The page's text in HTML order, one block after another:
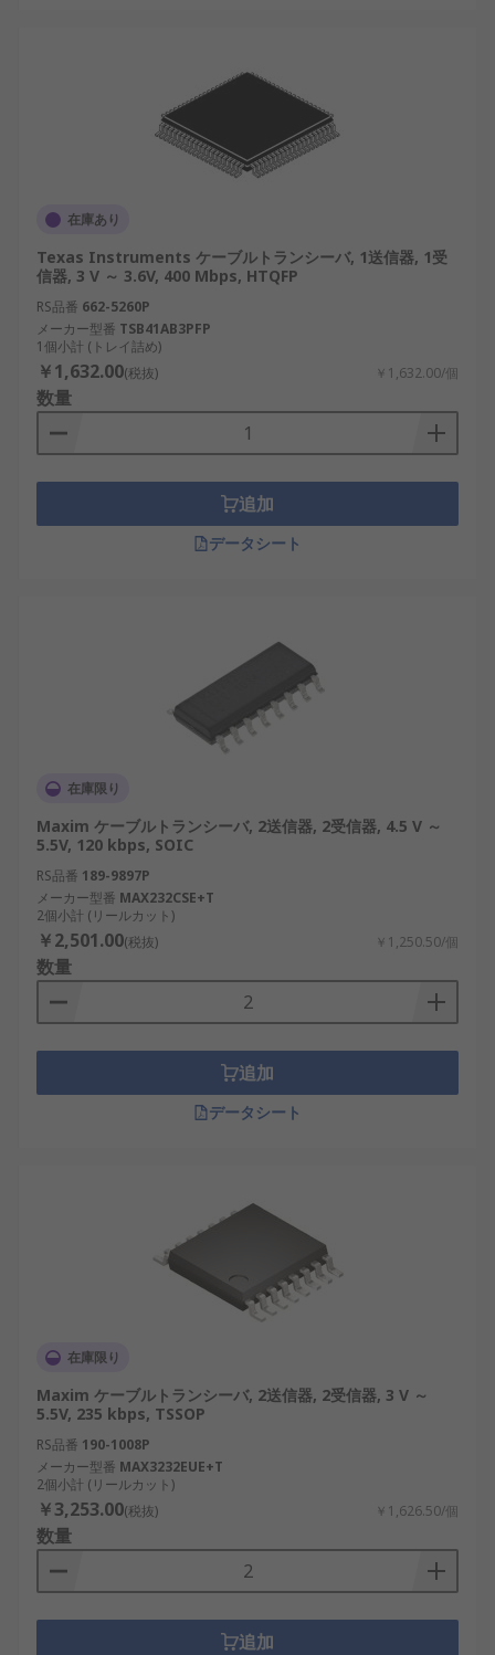
在庫あり
Texas Instruments ケーブルトランシーバ, 1送信器, 1受
信器, 3 V ～ 3.6V, 400 Mbps, HTQFP
RS品番 662-5260P
メーカー型番 TSB41AB3PFP
1個小計 (トレイ詰め)
￥1,632.00(税抜) ￥1,632.00/個
数量
追加
データシート
在庫限り
Maxim ケーブルトランシーバ, 2送信器, 2受信器, 4.5 V ～
5.5V, 120 kbps, SOIC
RS品番 189-9897P
メーカー型番 MAX232CSE+T
2個小計 (リールカット)
￥2,501.00(税抜) ￥1,250.50/個
数量
追加
データシート
在庫限り
Maxim ケーブルトランシーバ, 2送信器, 2受信器, 3 V ～
5.5V, 235 kbps, TSSOP
RS品番 190-1008P
メーカー型番 MAX3232EUE+T
2個小計 (リールカット)
￥3,253.00(税抜) ￥1,626.50/個
数量
追加